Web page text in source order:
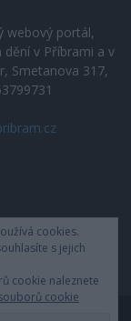
webový portál,
v Příbrami a v
Smetanova 317,
cookies.
s jejich
cookie naleznete
cookie